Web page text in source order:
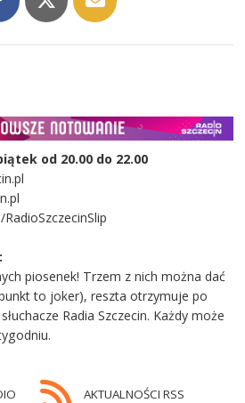
od 20.00 do 22.00
piosenek! Trzem z nich można dać
to joker), reszta otrzymuje po
Radia Szczecin. Każdy może
AKTUALNOŚCI RSS